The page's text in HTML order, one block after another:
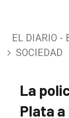
EL DIARIO -
SOCIEDAD
La
Plata